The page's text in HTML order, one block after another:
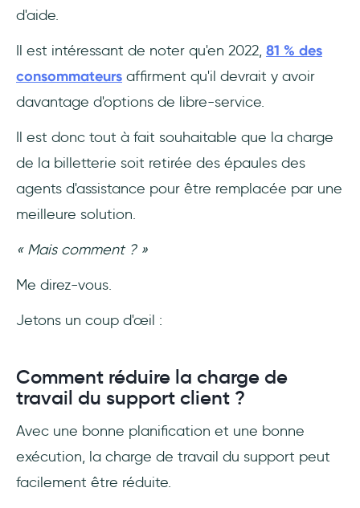
d'aide.
Il est intéressant de noter qu'en 2022, 81 % des
consommateurs affirment qu'il devrait y avoir
davantage d'options de libre-service.
Il est donc tout à fait souhaitable que la charge
de la billetterie soit retirée des épaules des
agents d'assistance pour être remplacée par une
meilleure solution.
« Mais comment ? »
Me direz-vous.
Jetons un coup d'œil :
Comment réduire la charge de
travail du support client ?
Avec une bonne planification et une bonne
exécution, la charge de travail du support peut
facilement être réduite.